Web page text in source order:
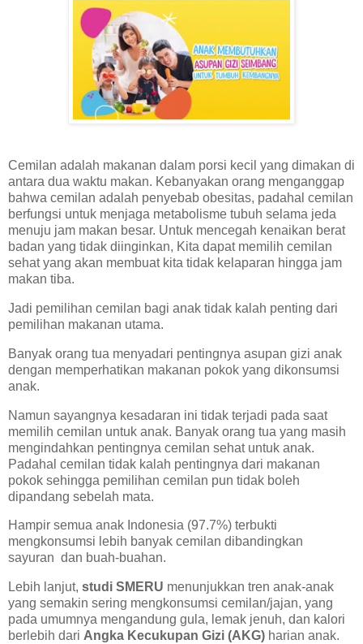
Cemilan adalah makanan dalam porsi kecil yang dimakan di
antara dua waktu makan. Kebanyakan orang menganggap
bahwa cemilan adalah penyebab obesitas, padahal cemilan
berfungsi untuk menjaga metabolisme tubuh selama jeda
menuju jam makan besar. Untuk mencegah kenaikan berat
badan yang tidak diinginkan, Kita dapat memilih cemilan
sehat yang akan membuat kita tidak kelaparan hingga jam
makan tiba.
Jadi pemilihan cemilan bagi anak tidak kalah penting dari
pemilihan makanan utama.
Banyak orang tua menyadari pentingnya asupan gizi anak
dengan memperhatikan makanan pokok yang dikonsumsi
anak.
Namun sayangnya kesadaran ini tidak terjadi pada saat
memilih cemilan untuk anak. Banyak orang tua yang masih
mengindahkan pentingnya cemilan sehat untuk anak.
Padahal cemilan tidak kalah pentingnya dari makanan
pokok sehingga pemilihan cemilan pun tidak boleh
dipandang sebelah mata.
Hampir semua anak Indonesia (97.7%) terbukti
mengkonsumsi lebih banyak cemilan dibandingkan
sayuran dan buah-buahan.
Lebih lanjut, studi SMERU menunjukkan tren anak-anak
yang semakin sering mengkonsumsi cemilan/jajan, yang
pada umumnya mengandung gula, lemak jenuh, dan kalori
berlebih dari Angka Kecukupan Gizi (AKG) harian anak.